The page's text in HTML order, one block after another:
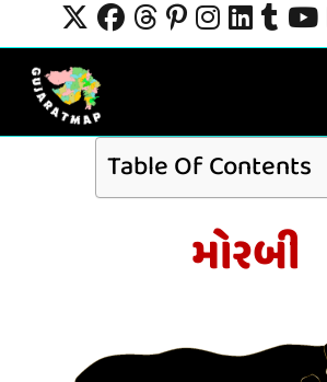
Table Of Contents
મોરબી